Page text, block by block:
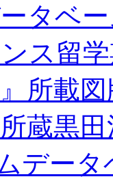
タベ
ス留
』所載
蔵黒
データ